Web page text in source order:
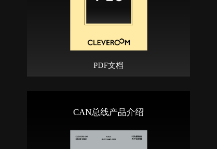
PDF文档
CAN总线产品介绍